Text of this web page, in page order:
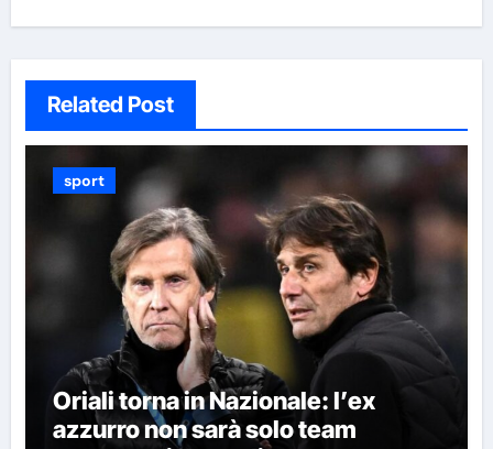
Related Post
sport
Oriali torna in Nazionale: l’ex
azzurro non sarà solo team